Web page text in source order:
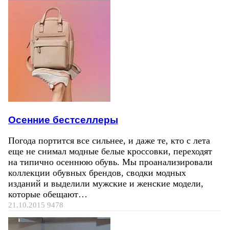
Осенние бестселлеры
Погода портится все сильнее, и даже те, кто с лета
еще не снимал модные белые кроссовки, переходят
на типично осеннюю обувь. Мы проанализировали
коллекции обувных брендов, сводки модных
изданий и выделили мужские и женские модели,
которые обещают…
21.10.2015 9478